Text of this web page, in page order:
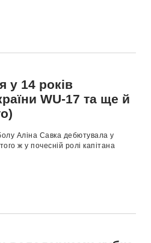
у 14 років
WU-17 та ще й
Аліна Савка дебютувала у
ж у почесній ролі капітана